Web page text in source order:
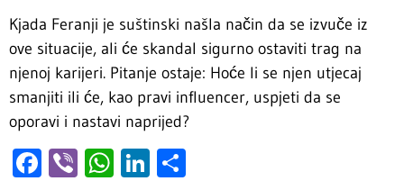
Kjada Feranji je suštinski našla način da se izvuče iz
ove situacije, ali će skandal sigurno ostaviti trag na
njenoj karijeri. Pitanje ostaje: Hoće li se njen utjecaj
smanjiti ili će, kao pravi influencer, uspjeti da se
oporavi i nastavi naprijed?
Facebook
ViberWhatsApp
LinkedIn